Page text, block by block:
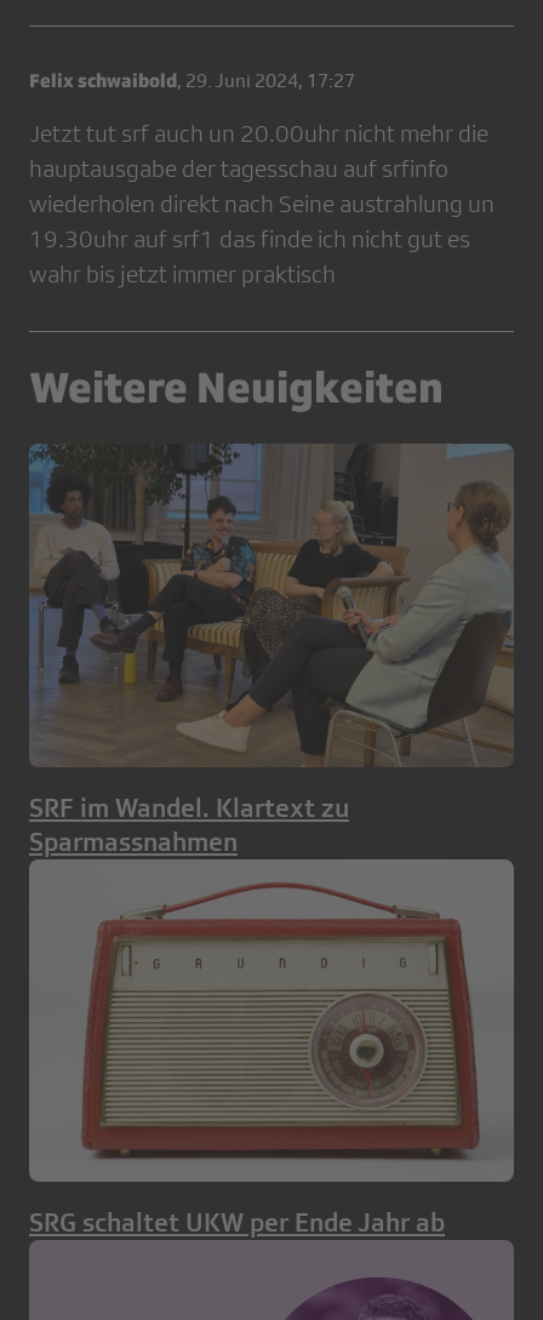
Felix schwaibold, 29. Juni 2024, 17:27
Jetzt tut srf auch un 20.00uhr nicht mehr die
hauptausgabe der tagesschau auf srfinfo
wiederholen direkt nach Seine austrahlung un
19.30uhr auf srf1 das finde ich nicht gut es
wahr bis jetzt immer praktisch
Weitere Neuigkeiten
SRF im Wandel. Klartext zu
Sparmassnahmen
SRG schaltet UKW per Ende Jahr ab